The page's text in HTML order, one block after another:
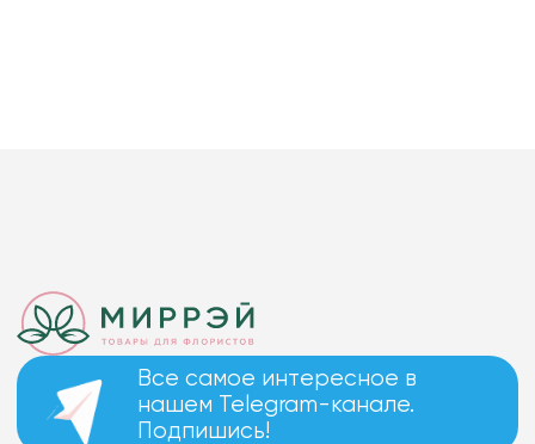
Все самое интересное в
нашем Telegram-канале.
Подпишись!